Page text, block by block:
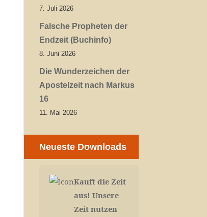
7. Juli 2026
Falsche Propheten der
Endzeit (Buchinfo)
8. Juni 2026
Die Wunderzeichen der
Apostelzeit nach Markus
16
11. Mai 2026
Neueste Downloads
Kauft die Zeit
aus! Unsere
Zeit nutzen